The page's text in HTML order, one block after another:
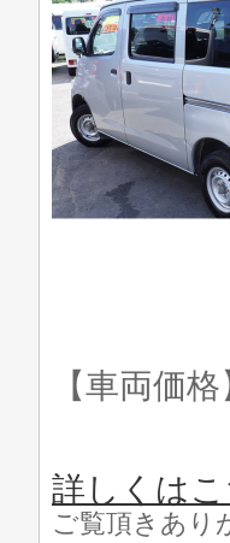
【車両価格
詳しくはこ
ご覧頂きあり